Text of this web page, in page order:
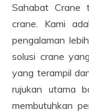
Sahabat Crane
crane. Kami
pengalaman
solusi crane
yang terampil
rujukan utama
membutuhkan